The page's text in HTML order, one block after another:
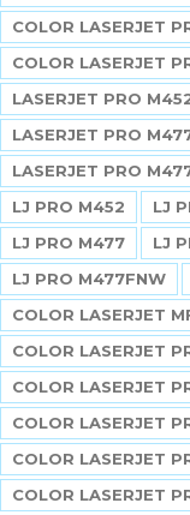
COLOR LASERJET
COLOR LASERJET
LASERJET PRO
LASERJET PRO
LASERJET PRO
LJ PRO M452
LJ
LJ PRO M477
LJ
LJ PRO M477FNW
COLOR LASERJET
COLOR LASERJET
COLOR LASERJET
COLOR LASERJET
COLOR LASERJET
COLOR LASERJET